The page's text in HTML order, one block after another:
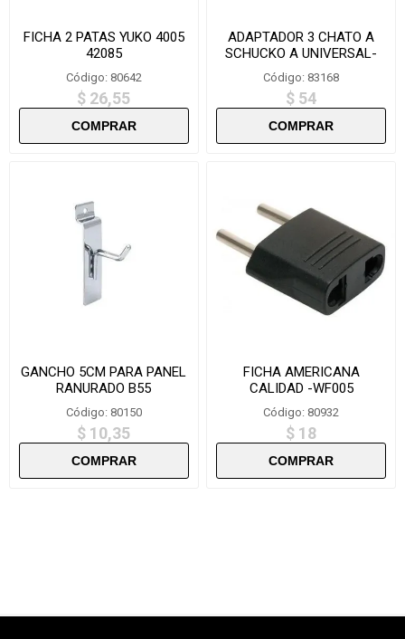
FICHA 2 PATAS YUKO 4005
42085
Código: 80642
$ 26,55
ADAPTADOR 3 CHATO A
SCHUCKO A UNIVERSAL-
L2845 16A
Código: 83168
$ 54
GANCHO 5CM PARA PANEL
RANURADO B55
Código: 80150
$ 10,35
FICHA AMERICANA
CALIDAD -WF005
Código: 80932
$ 18